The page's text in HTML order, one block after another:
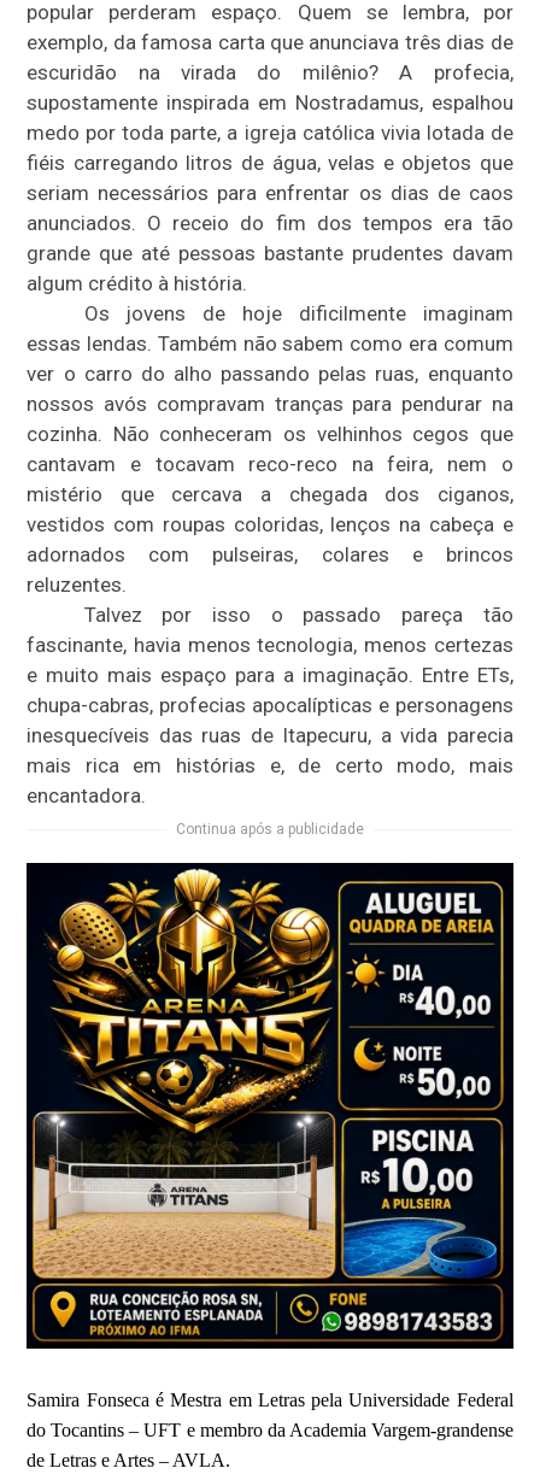
popular perderam espaço. Quem se lembra, por
exemplo, da famosa carta que anunciava três dias de
escuridão na virada do milênio? A profecia,
supostamente inspirada em Nostradamus, espalhou
medo por toda parte, a igreja católica vivia lotada de
fiéis carregando litros de água, velas e objetos que
seriam necessários para enfrentar os dias de caos
anunciados. O receio do fim dos tempos era tão
grande que até pessoas bastante prudentes davam
algum crédito à história.
Os jovens de hoje dificilmente imaginam
essas lendas. Também não sabem como era comum
ver o carro do alho passando pelas ruas, enquanto
nossos avós compravam tranças para pendurar na
cozinha. Não conheceram os velhinhos cegos que
cantavam e tocavam reco-reco na feira, nem o
mistério que cercava a chegada dos ciganos,
vestidos com roupas coloridas, lenços na cabeça e
adornados com pulseiras, colares e brincos
reluzentes.
Talvez por isso o passado pareça tão
fascinante, havia menos tecnologia, menos certezas
e muito mais espaço para a imaginação. Entre ETs,
chupa-cabras, profecias apocalípticas e personagens
inesquecíveis das ruas de Itapecuru, a vida parecia
mais rica em histórias e, de certo modo, mais
encantadora.
Continua após a publicidade
Samira Fonseca é Mestra em Letras pela Universidade Federal
do Tocantins – UFT e membro da Academia Vargem-grandense
de Letras e Artes – AVLA.